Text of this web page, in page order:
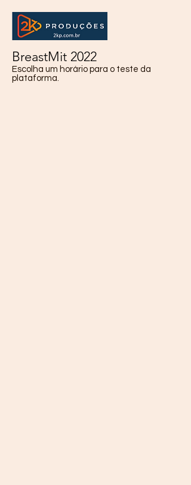
BreastMit 2022
Escolha um horário para o teste da
plataforma.